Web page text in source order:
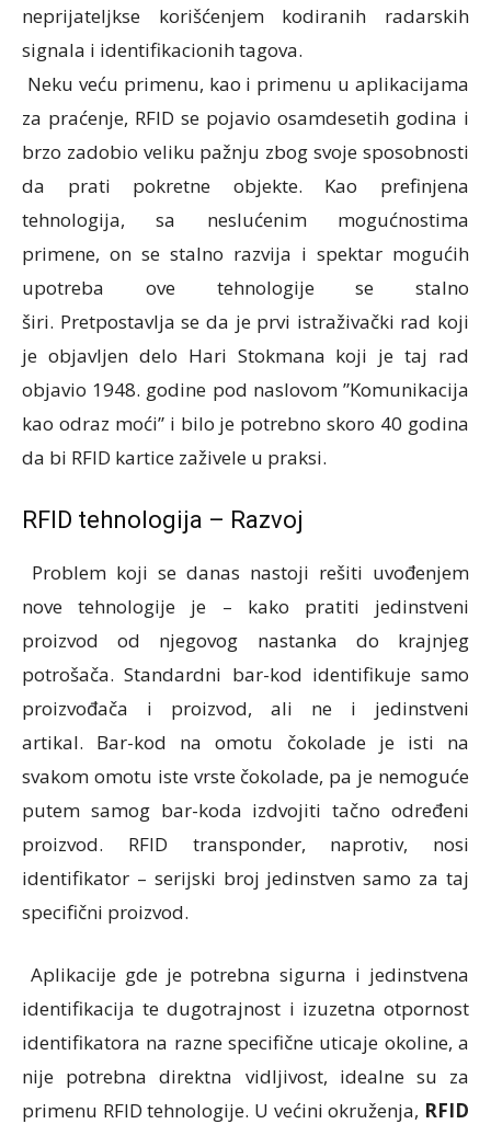
neprijateljkse korišćenjem kodiranih radarskih
signala i identifikacionih tagova.
Neku veću primenu, kao i primenu u aplikacijama
za praćenje, RFID se pojavio osamdesetih godina i
brzo zadobio veliku pažnju zbog svoje sposobnosti
da prati pokretne objekte. Kao prefinjena
tehnologija, sa neslućenim mogućnostima
primene, on se stalno razvija i spektar mogućih
upotreba ove tehnologije se stalno
širi. Pretpostavlja se da je prvi istraživački rad koji
je objavljen delo Hari Stokmana koji je taj rad
objavio 1948. godine pod naslovom ”Komunikacija
kao odraz moći” i bilo je potrebno skoro 40 godina
da bi RFID kartice zaživele u praksi.
RFID tehnologija – Razvoj
Problem koji se danas nastoji rešiti uvođenjem
nove tehnologije je – kako pratiti jedinstveni
proizvod od njegovog nastanka do krajnjeg
potrošača. Standardni bar-kod identifikuje samo
proizvođača i proizvod, ali ne i jedinstveni
artikal. Bar-kod na omotu čokolade je isti na
svakom omotu iste vrste čokolade, pa je nemoguće
putem samog bar-koda izdvojiti tačno određeni
proizvod. RFID transponder, naprotiv, nosi
identifikator – serijski broj jedinstven samo za taj
specifični proizvod.
Aplikacije gde je potrebna sigurna i jedinstvena
identifikacija te dugotrajnost i izuzetna otpornost
identifikatora na razne specifične uticaje okoline, a
nije potrebna direktna vidljivost, idealne su za
primenu RFID tehnologije. U većini okruženja, RFID